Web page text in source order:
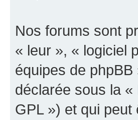
Nos forums sont
« leur », « logiciel
équipes de
déclarée sous la «
GPL ») et qui